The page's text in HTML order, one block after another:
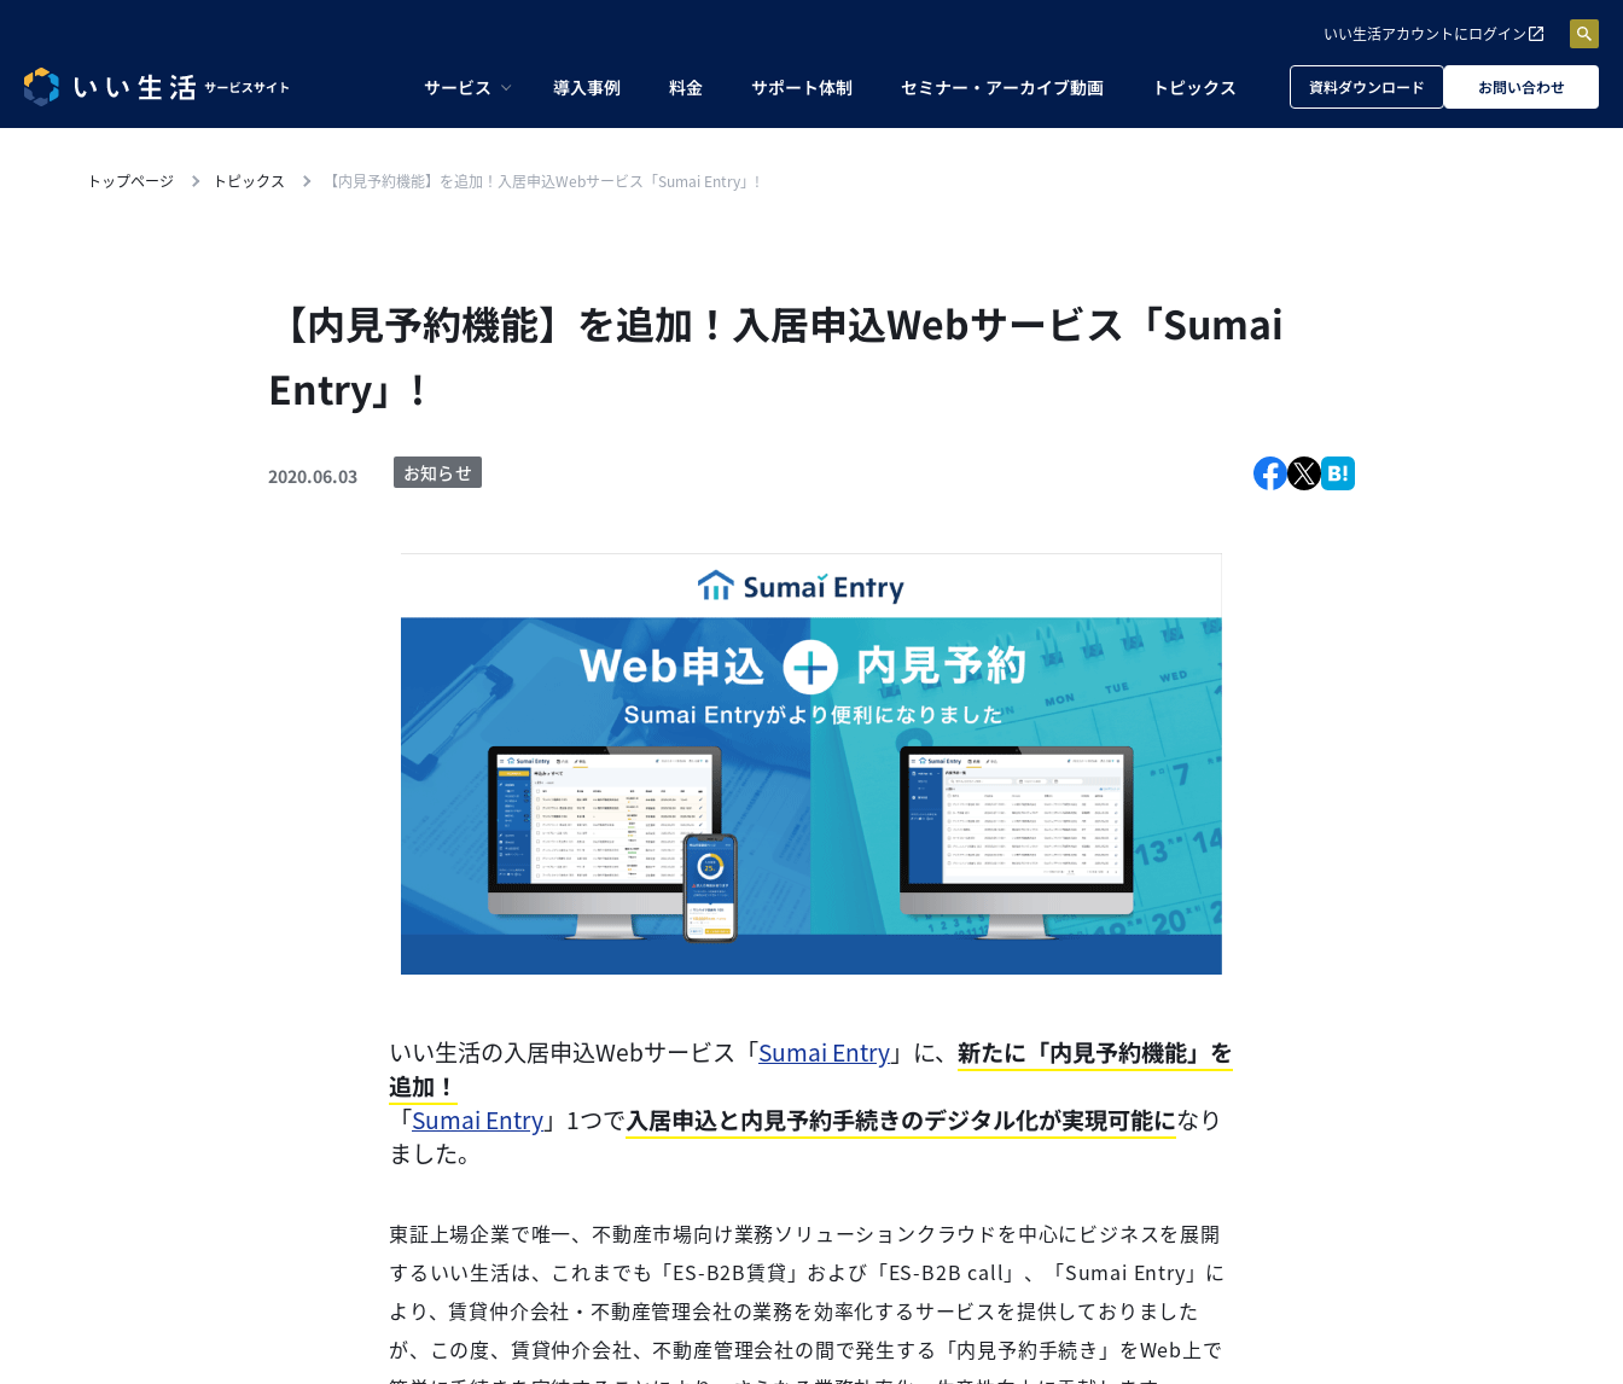
いい生活アカウントにログイン
サービス 導入事例 料金 サポート体制 セミナー・アーカイブ動画 トピックス 資料ダウンロード お問い合わせ
トップページ トピックス 【内見予約機能】を追加！入居申込Webサービス「Sumai Entry」!
【内見予約機能】を追加！入居申込Webサービス「Sumai
Entry」!
2020.06.03 お知らせ
いい生活の入居申込Webサービス「Sumai Entry」に、 新たに「内見予約機能」を
追加！
「Sumai Entry」1つで入居申込と内見予約手続きのデジタル化が実現可能になり
ました。
東証上場企業で唯一、不動産市場向け業務ソリューションクラウドを中心にビジネスを展開
するいい生活は、これまでも「ES-B2B賃貸」および「ES-B2B call」、「Sumai Entry」に
より、賃貸仲介会社・不動産管理会社の業務を効率化するサービスを提供しておりました
が、この度、賃貸仲介会社、不動産管理会社の間で発生する「内見予約手続き」をWeb上で